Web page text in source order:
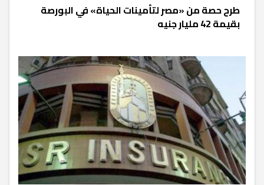
طرح حصة من «مصر لتأمينات الحياة» في البورصة
بقيمة 42 مليار جنيه